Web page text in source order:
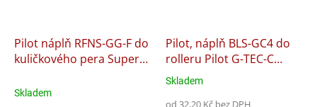
Pilot náplň RFNS-GG-F do
kuličkového pera Super
Skladem
Pilot, náplň BLS-GC4 do
rolleru Pilot G-TEC-C
Maica
Průměrné
Skladem
od 32,20 Kč bez DPH